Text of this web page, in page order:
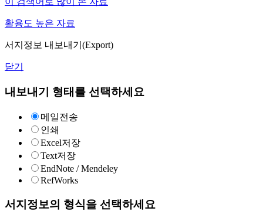
활용도 높은 자료
서지정보 내보내기(Export)
닫기
내보내기 형태를 선택하세요
메일전송
인쇄
Excel저장
Text저장
EndNote / Mendeley
RefWorks
서지정보의 형식을 선택하세요